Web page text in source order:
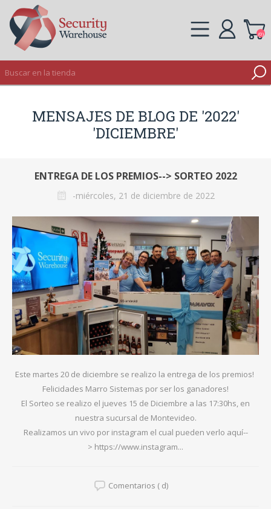
INICIAR SESIÓN
(0)
MENSAJES DE BLOG DE '2022'
'DICIEMBRE'
ENTREGA DE LOS PREMIOS--> SORTEO 2022
-miércoles, 21 de diciembre de 2022
Este martes 20 de diciembre se realizo la entrega de los premios!
Felicidades Marro Sistemas por ser los ganadores!
El Sorteo se realizo el jueves 15 de Diciembre a las 17:30hs, en
nuestra sucursal de Montevideo.
Realizamos un vivo por instagram el cual pueden verlo aquí--
> https://www.instagram...
Comentarios ( d)